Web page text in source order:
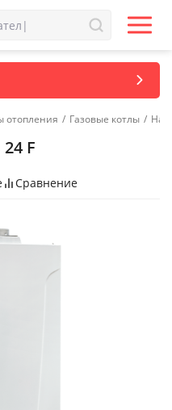
отопления / Газовые котлы /
F
Сравнение